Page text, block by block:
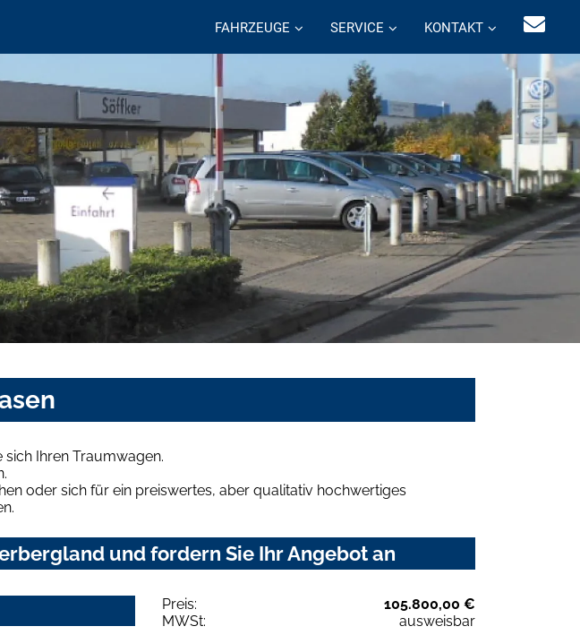
FAHRZEUGE SERVICE KONTAKT
sich Ihren Traumwagen.
oder sich für ein preiswertes, aber qualitativ hochwertiges
und fordern Sie Ihr Angebot an
Preis:
105.800,00 €
MWSt:
ausweisbar